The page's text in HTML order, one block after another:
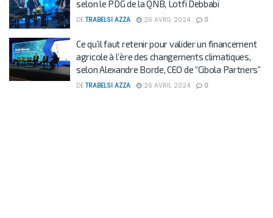
selon le PDG de la QNB, Lotfi Debbabi
DE TRABELSI AZZA 26 AVRIL 2024 0
Ce qu’il faut retenir pour valider un financement
agricole à l’ère des changements climatiques,
selon Alexandre Borde, CEO de “Cibola Partners”
DE TRABELSI AZZA 26 AVRIL 2024 0